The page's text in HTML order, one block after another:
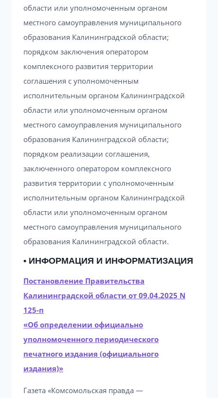
области или уполномоченным органом
местного самоуправления муниципального
образования Калининградской области;
порядком заключения оператором
комплексного развития территории
соглашения с уполномоченным
исполнительным органом Калининградской
области или уполномоченным органом
местного самоуправления муниципального
образования Калининградской области;
порядком реализации соглашения,
заключенного оператором комплексного
развития территории с уполномоченным
исполнительным органом Калининградской
области или уполномоченным органом
местного самоуправления муниципального
образования Калининградской области.
• ИНФОРМАЦИЯ И ИНФОРМАТИЗАЦИЯ
Постановление Правительства
Калининградской области от 09.04.2025 N
125-п
«Об определении официально
уполномоченного периодического
печатного издания (официального
издания)»
Газета «Комсомольская правда —